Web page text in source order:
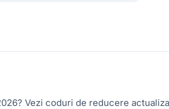
Vezi coduri de reducere